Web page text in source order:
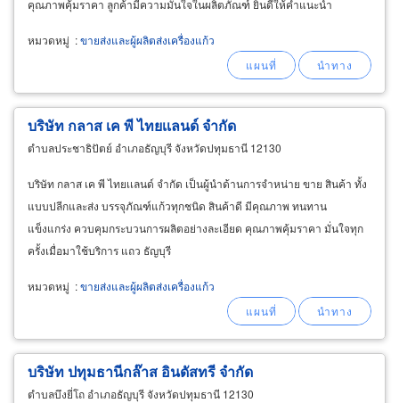
คุณภาพคุ้มราคา ลูกค้ามีความมั่นใจในผลิตภัณฑ์ ยินดีให้คำแนะนำ
หมวดหมู่ :ขายส่งและผู้ผลิตส่งเครื่องแก้ว
บริษัท กลาส เค พี ไทยเเลนด์ จำกัด
ตำบลประชาธิปัตย์ อำเภอธัญบุรี จังหวัดปทุมธานี 12130
บริษัท กลาส เค พี ไทยเเลนด์ จำกัด เป็นผู้นำด้านการจำหน่าย ขาย สินค้า ทั้ง
แบบปลีกและส่ง บรรจุภัณฑ์แก้วทุกชนิด สินค้าดี มีคุณภาพ ทนทาน
แข็งแกร่ง ควบคุมกระบวนการผลิตอย่างละเอียด คุณภาพคุ้มราคา มั่นใจทุก
ครั้งเมื่อมาใช้บริการ แถว ธัญบุรี
หมวดหมู่ :ขายส่งและผู้ผลิตส่งเครื่องแก้ว
บริษัท ปทุมธานีกล๊าส อินดัสทรี จำกัด
ตำบลบึงยี่โถ อำเภอธัญบุรี จังหวัดปทุมธานี 12130